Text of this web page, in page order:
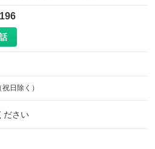
祝日除く）
ださい